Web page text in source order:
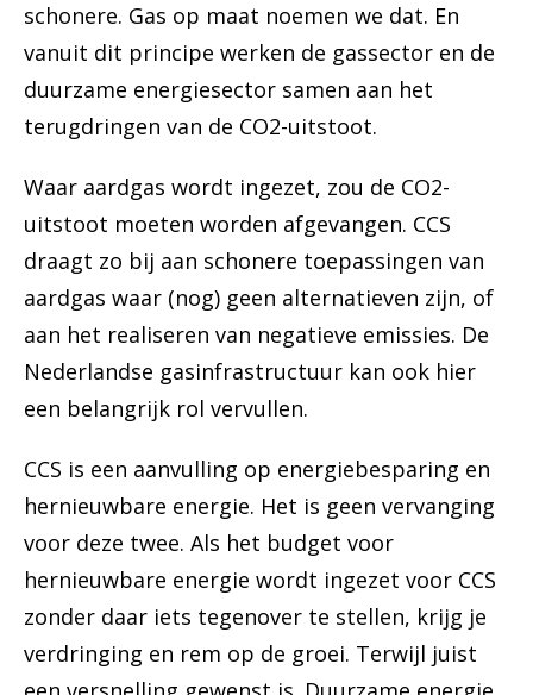
schonere. Gas op maat noemen we dat. En
vanuit dit principe werken de gassector en de
duurzame energiesector samen aan het
terugdringen van de CO2-uitstoot.
Waar aardgas wordt ingezet, zou de CO2-
uitstoot moeten worden afgevangen. CCS
draagt zo bij aan schonere toepassingen van
aardgas waar (nog) geen alternatieven zijn, of
aan het realiseren van negatieve emissies. De
Nederlandse gasinfrastructuur kan ook hier
een belangrijk rol vervullen.
CCS is een aanvulling op energiebesparing en
hernieuwbare energie. Het is geen vervanging
voor deze twee. Als het budget voor
hernieuwbare energie wordt ingezet voor CCS
zonder daar iets tegenover te stellen, krijg je
verdringing en rem op de groei. Terwijl juist